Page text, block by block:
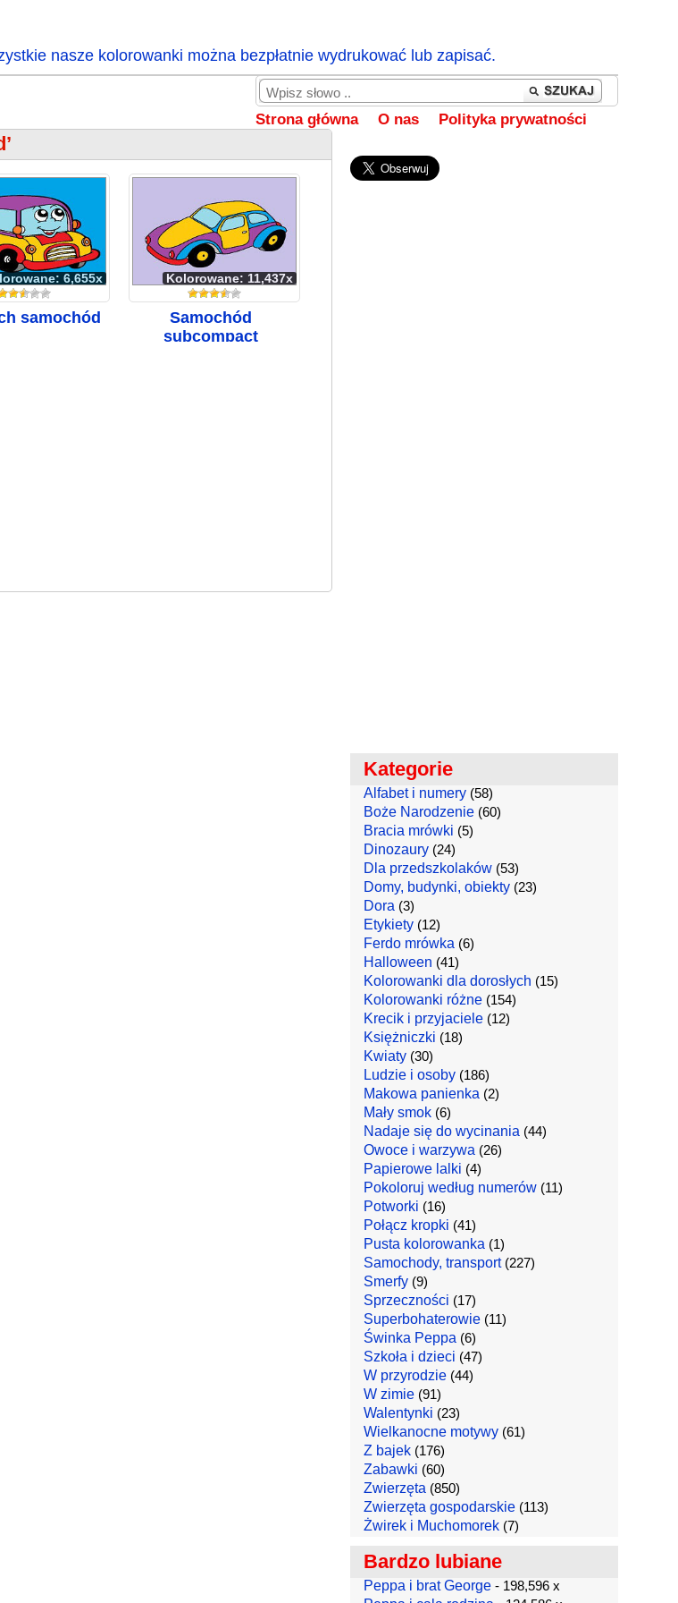
nasze kolorowanki można bezpłatnie wydrukować lub zapisać.
Strona główna O nas Polityka prywatności
6,655x
samochód
Kolorowane: 11,437x
Samochód
subcompact
Kategorie
Alfabet i numery(58)
Boże Narodzenie(60)
Bracia mrówki (5)
Dinozaury(24)
Dla przedszkolaków(53)
Domy, budynki, obiekty(23)
Dora (3)
Etykiety(12)
Ferdo mrówka (6)
Halloween (41)
Kolorowanki dla dorosłych (15)
Kolorowanki różne(154)
Krecik i przyjaciele(12)
Księżniczki (18)
Kwiaty(30)
Ludzie i osoby(186)
Makowa panienka (2)
Mały smok(6)
Nadaje się do wycinania (44)
Owoce i warzywa (26)
Papierowe lalki (4)
Pokoloruj według numerów(11)
Potworki (16)
Połącz kropki (41)
Pusta kolorowanka (1)
Samochody, transport(227)
Smerfy(9)
Sprzeczności (17)
Superbohaterowie(11)
Świnka Peppa (6)
Szkoła i dzieci (47)
W przyrodzie(44)
W zimie(91)
Walentynki (23)
Wielkanocne motywy(61)
Z bajek(176)
Zabawki (60)
Zwierzęta (850)
Zwierzęta gospodarskie(113)
Żwirek i Muchomorek(7)
Bardzo lubiane
Peppa i brat George- 198,596 x